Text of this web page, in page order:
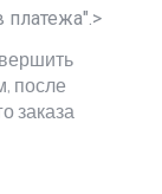
после
заказа